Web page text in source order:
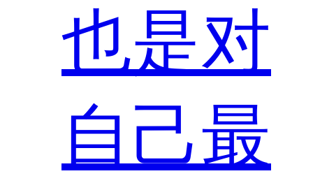
也是对
自己最